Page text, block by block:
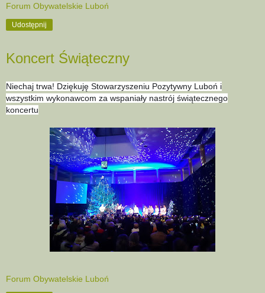
Forum Obywatelskie Luboń
Udostępnij
Koncert Świąteczny
Niechaj trwa! Dziękuję Stowarzyszeniu Pozytywny Luboń i
wszystkim wykonawcom za wspaniały nastrój świątecznego
koncertu
Forum Obywatelskie Luboń